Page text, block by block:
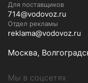
Для поставщиков
714@vodovoz.ru
Отдел рекламы
reklama@vodovoz.ru
Москва,
Мы в соцсетях